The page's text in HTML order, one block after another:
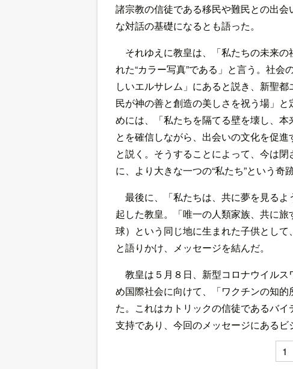
諸宗教の信徒である移民や難民との出
な対話の基礎になるとも語った。
それゆえに教皇は、「私たちの未来
れた“カラー写真”である」と言う。社
しいエルサレム」にあると説き、新聖
民が神の善と創造の美しさを祝う場」
めには、「私たちを隔てる壁を壊し、
とを確信しながら、出会いの文化を促
と説く。そうすることによって、今は
に、より大きな一つの“私たち”という奇
最後に、「私たちは、共に夢を見る
起した教皇。「唯一の人類家族、共に
球）という同じ地に生まれた子供として
と語りかけ、メッセージを結んだ。
教皇は５月８日、新型コロナウイル
め国際社会に向けて、「ワクチンの知
た。これはカトリックの信徒であるバ
支持であり、今回のメッセージにあるビ
1